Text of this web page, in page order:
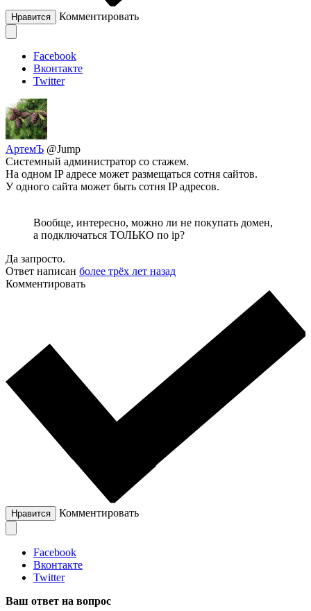
Нравится Комментировать
Facebook
Вконтакте
Twitter
АртемЪ @Jump
Системный администратор со стажем.
На одном IP адресе может размещаться сотня сайтов.
У одного сайта может быть сотня IP адресов.
Вообще, интересно, можно ли не покупать домен,
а подключаться ТОЛЬКО по ip?
Да запросто.
Ответ написан более трёх лет назад
Комментировать
Нравится Комментировать
Facebook
Вконтакте
Twitter
Ваш ответ на вопрос